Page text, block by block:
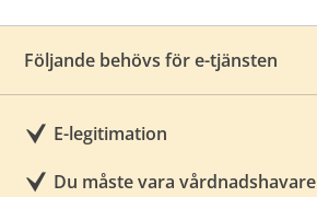
Följande behövs för e-tjänsten
E-legitimation
Du måste vara vårdnadshavare